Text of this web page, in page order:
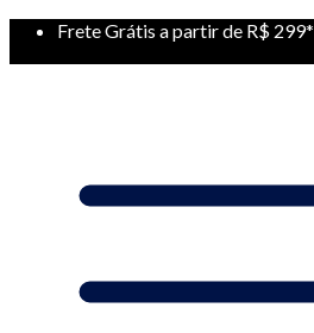
Frete Grátis a partir de R$ 299*